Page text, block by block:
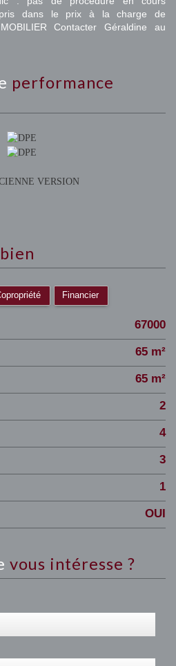
dans le prix à la charge de
Contacter Géraldine au
performance
VERSION
bien
Financier
67000
65 m²
65 m²
2
4
3
1
OUI
vous intéresse ?